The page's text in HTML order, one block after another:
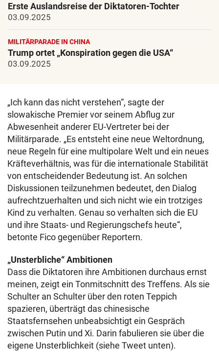
Erste Auslandsreise der Diktatoren-Tochter
03.09.2025
MILITÄRPARADE IN CHINA
Trump ortet „Konspiration gegen die USA“
03.09.2025
„Ich kann das nicht verstehen“, sagte der
slowakische Premier vor seinem Abflug zur
Abwesenheit anderer EU-Vertreter bei der
Militärparade. „Es entsteht eine neue Weltordnung,
neue Regeln für eine multipolare Welt und ein neues
Kräfteverhältnis, was für die internationale Stabilität
von entscheidender Bedeutung ist. An solchen
Diskussionen teilzunehmen bedeutet, den Dialog
aufrechtzuerhalten und sich nicht wie ein trotziges
Kind zu verhalten. Genau so verhalten sich die EU
und ihre Staats- und Regierungschefs heute“,
betonte Fico gegenüber Reportern.
„Unsterbliche“ Ambitionen
Dass die Diktatoren ihre Ambitionen durchaus ernst
meinen, zeigt ein Tonmitschnitt des Treffens. Als sie
Schulter an Schulter über den roten Teppich
spazieren, überträgt das chinesische
Staatsfernsehen unbeabsichtigt ein Gespräch
zwischen Putin und Xi. Darin fabulieren sie über die
eigene Unsterblichkeit (siehe Tweet unten).